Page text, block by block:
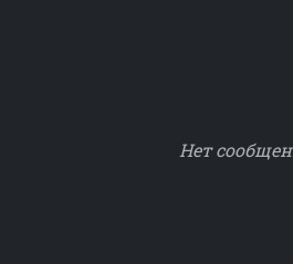
Нет